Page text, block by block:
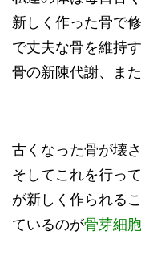
新しく作った骨で
で丈夫な骨を維持
骨の新陳代謝、ま
古くなった骨が壊
そしてこれを行っ
が新しく作られる
ているのが骨芽細胞